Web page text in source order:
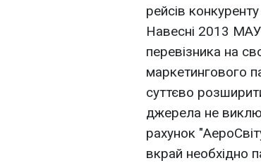
рейсів
Навесні 2013 МАУ
перевізника на
маркетингового
суттєво
джерела не
рахунок
вкрай необхідно